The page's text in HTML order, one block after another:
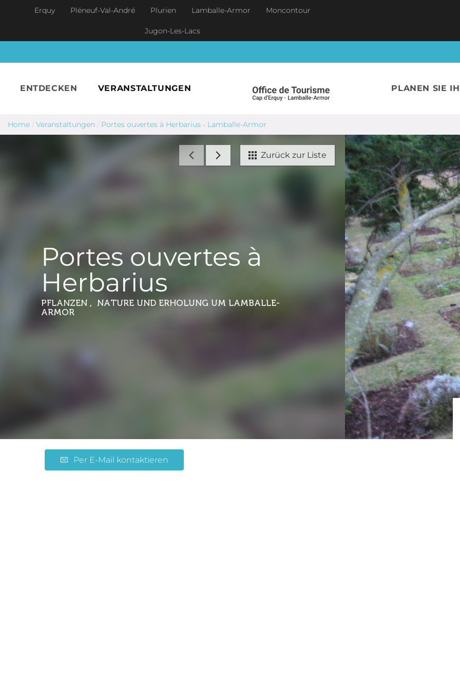
Skip to main content
Erquy Pléneuf-Val-André Plurien Lamballe-Armor Moncontour
Jugon-Les-Lacs
ENTDECKEN VERANSTALTUNGEN PLANEN SIE
Home / Veranstaltungen / Portes ouvertes à Herbarius - Lamballe-Armor
Zurück zur Liste
Portes ouvertes à
Herbarius
PFLANZEN , NATURE UND ERHOLUNG UM LAMBALLE-
ARMOR
Per E-Mail kontaktieren